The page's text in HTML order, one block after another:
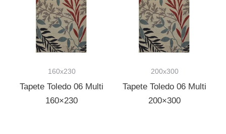
160x230
Tapete Toledo 06 Multi
160×230
200x300
Tapete Toledo 06 Multi
200×300